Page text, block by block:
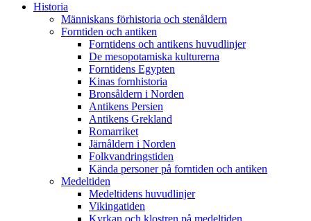
Historia
Människans förhistoria och stenåldern
Forntiden och antiken
Forntidens och antikens huvudlinjer
De mesopotamiska kulturerna
Forntidens Egypten
Kinas fornhistoria
Bronsåldern i Norden
Antikens Persien
Antikens Grekland
Romarriket
Järnåldern i Norden
Folkvandringstiden
Kända personer på forntiden och antiken
Medeltiden
Medeltidens huvudlinjer
Vikingatiden
Kyrkan och klostren på medeltiden